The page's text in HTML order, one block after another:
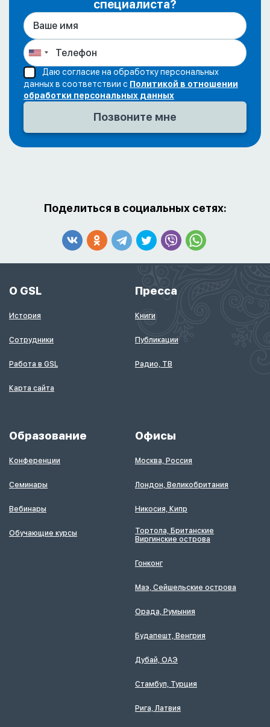
специалиста?
Даю согласие на обработку персональных
данных в соответствии с Политикой в отношении
обработки персональных данных
Поделиться в социальных сетях:
О GSL
История
Сотрудники
Работа в GSL
Карта сайта
Пресса
Книги
Публикации
Радио, ТВ
Образование
Конференции
Семинары
Вебинары
Обучающие курсы
Офисы
Москва, Россия
Лондон, Великобритания
Никосия, Кипр
Тортола, Британские
Виргинские острова
Гонконг
Маэ, Сейшельские острова
Орада, Румыния
Будапешт, Венгрия
Дубай, ОАЭ
Стамбул, Турция
Рига, Латвия